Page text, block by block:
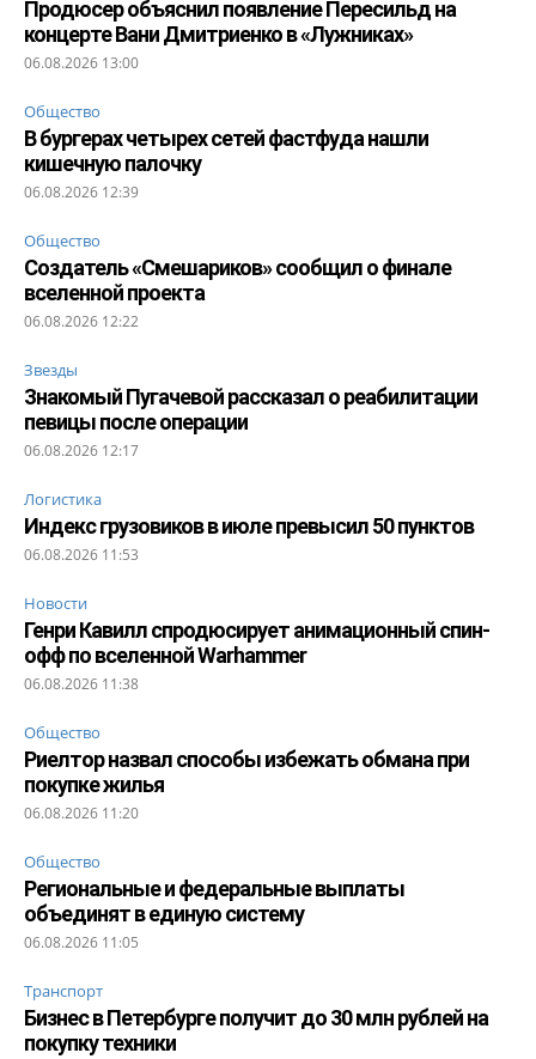
Продюсер объяснил появление Пересильд на
концерте Вани Дмитриенко в «Лужниках»
06.08.2026 13:00
Общество
В бургерах четырех сетей фастфуда нашли
кишечную палочку
06.08.2026 12:39
Общество
Создатель «Смешариков» сообщил о финале
вселенной проекта
06.08.2026 12:22
Звезды
Знакомый Пугачевой рассказал о реабилитации
певицы после операции
06.08.2026 12:17
Логистика
Индекс грузовиков в июле превысил 50 пунктов
06.08.2026 11:53
Новости
Генри Кавилл спродюсирует анимационный спин-
офф по вселенной Warhammer
06.08.2026 11:38
Общество
Риелтор назвал способы избежать обмана при
покупке жилья
06.08.2026 11:20
Общество
Региональные и федеральные выплаты
объединят в единую систему
06.08.2026 11:05
Транспорт
Бизнес в Петербурге получит до 30 млн рублей на
покупку техники